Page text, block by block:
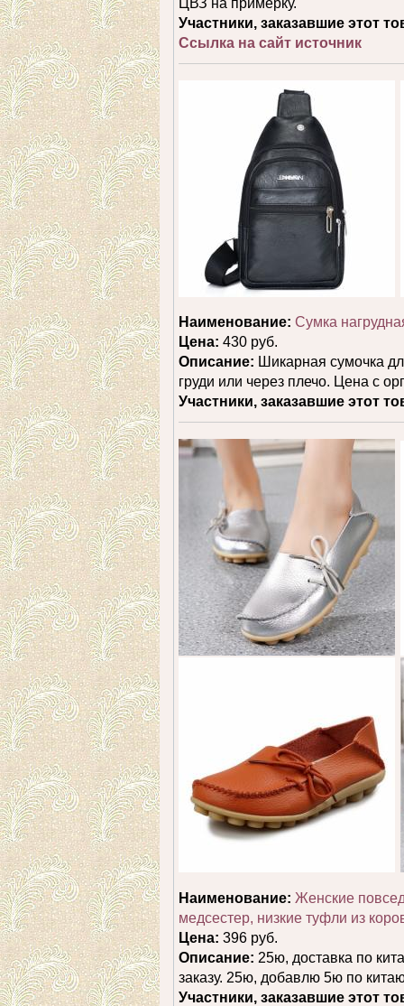
Участники, заказавшие этот
Ссылка на сайт источник
Наименование: Сумка
Цена: 430 руб.
Описание: Шикарная сумочка
груди или через плечо. Цена с
Участники, заказавшие этот
Наименование: Женские
медсестер, низкие туфли из
Цена: 396 руб.
Описание: 25ю, доставка по
заказу. 25ю, добавлю 5ю по
Участники, заказавшие этот